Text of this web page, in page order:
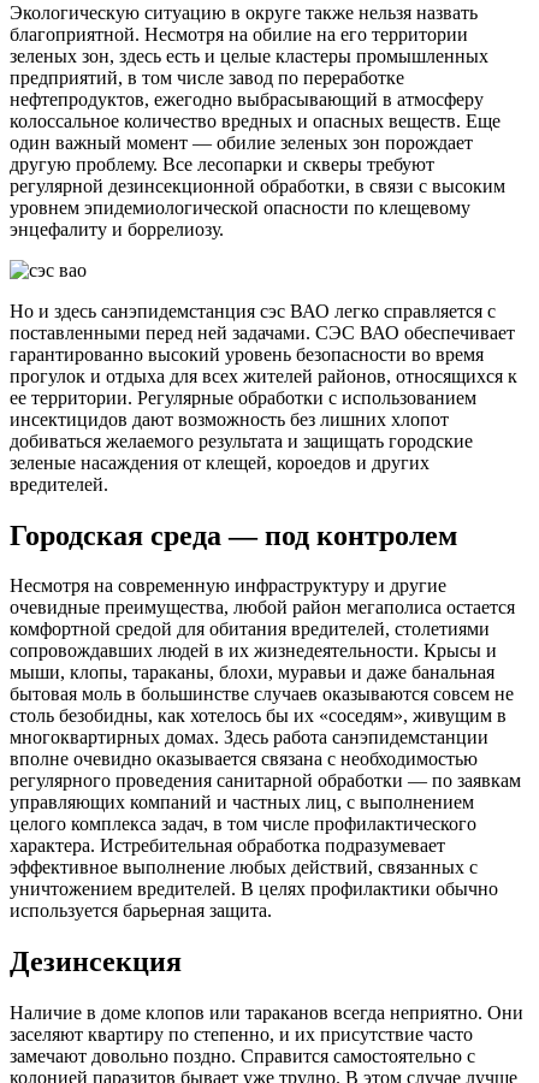
Экологическую ситуацию в округе также нельзя назвать
благоприятной. Несмотря на обилие на его территории
зеленых зон, здесь есть и целые кластеры промышленных
предприятий, в том числе завод по переработке
нефтепродуктов, ежегодно выбрасывающий в атмосферу
колоссальное количество вредных и опасных веществ. Еще
один важный момент — обилие зеленых зон порождает
другую проблему. Все лесопарки и скверы требуют
регулярной дезинсекционной обработки, в связи с высоким
уровнем эпидемиологической опасности по клещевому
энцефалиту и боррелиозу.
Но и здесь санэпидемстанция сэс ВАО легко справляется с
поставленными перед ней задачами. СЭС ВАО обеспечивает
гарантированно высокий уровень безопасности во время
прогулок и отдыха для всех жителей районов, относящихся к
ее территории. Регулярные обработки с использованием
инсектицидов дают возможность без лишних хлопот
добиваться желаемого результата и защищать городские
зеленые насаждения от клещей, короедов и других
вредителей.
Городская среда — под контролем
Несмотря на современную инфраструктуру и другие
очевидные преимущества, любой район мегаполиса остается
комфортной средой для обитания вредителей, столетиями
сопровождавших людей в их жизнедеятельности. Крысы и
мыши, клопы, тараканы, блохи, муравьи и даже банальная
бытовая моль в большинстве случаев оказываются совсем не
столь безобидны, как хотелось бы их «соседям», живущим в
многоквартирных домах. Здесь работа санэпидемстанции
вполне очевидно оказывается связана с необходимостью
регулярного проведения санитарной обработки — по заявкам
управляющих компаний и частных лиц, с выполнением
целого комплекса задач, в том числе профилактического
характера. Истребительная обработка подразумевает
эффективное выполнение любых действий, связанных с
уничтожением вредителей. В целях профилактики обычно
используется барьерная защита.
Дезинсекция
Наличие в доме клопов или тараканов всегда неприятно. Они
заселяют квартиру по степенно, и их присутствие часто
замечают довольно поздно. Справится самостоятельно с
колонией паразитов бывает уже трудно. В этом случае лучше